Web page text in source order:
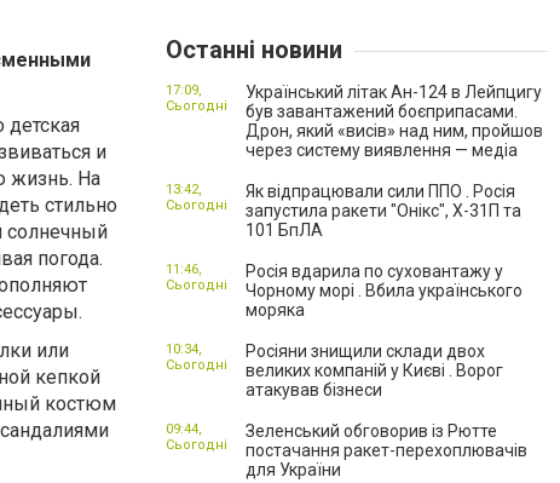
детская
и
жизнь. На
стильно
солнечный
погода.
или
кепкой
костюм
Останні новини
Український літак Ан-124 в Лейпцигу
був завантажений боєприпасами.
Дрон, який «висів» над ним, пройшов
через систему виявлення — медіа
17:09,
Сьогодні
Як відпрацювали сили ППО . Росія
запустила ракети "Онікс", Х-31П та
101 БпЛА
13:42,
Сьогодні
Росія вдарила по суховантажу у
Чорному морі . Вбила українського
моряка
11:46,
Сьогодні
Росіяни знищили склади двох
великих компаній у Києві . Ворог
атакував бізнеси
10:34,
Сьогодні
Зеленський обговорив із Рютте
постачання ракет-перехоплювачів
для України
09:44,
Сьогодні